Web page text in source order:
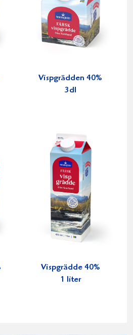
Vispgrädden 40%
3dl
Vispgrädde 40%
1 liter